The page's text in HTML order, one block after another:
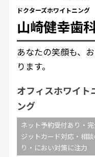
ドクターズホワイトニング
山崎健幸歯
あなたの笑顔も、
ります。
オフィスホワイト
ング
ネット予約受付あり・
ジットカード対応・相
り・におい対策に注力